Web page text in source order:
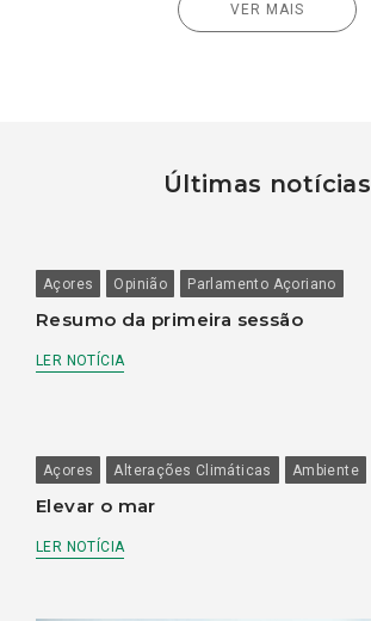
VER MAIS
Últimas notícias
Açores Opinião Parlamento Açoriano
Resumo da primeira sessão
LER NOTÍCIA
Açores Alterações Climáticas Ambiente
Elevar o mar
LER NOTÍCIA